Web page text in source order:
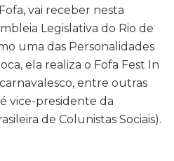
vai receber nesta
Legislativa do Rio de
uma das Personalidades
ela realiza o Fofa Fest In
entre outras
vice-presidente da
de Colunistas Sociais).